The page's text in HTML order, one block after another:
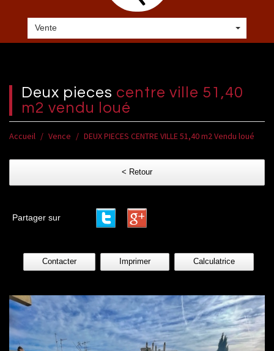
Vente
deux pieces centre ville 51,40
m2 vendu loué
Accueil Vence DEUX PIECES CENTRE VILLE 51,40 m2 Vendu loué
< Retour
Partager sur
Contacter Imprimer Calculatrice